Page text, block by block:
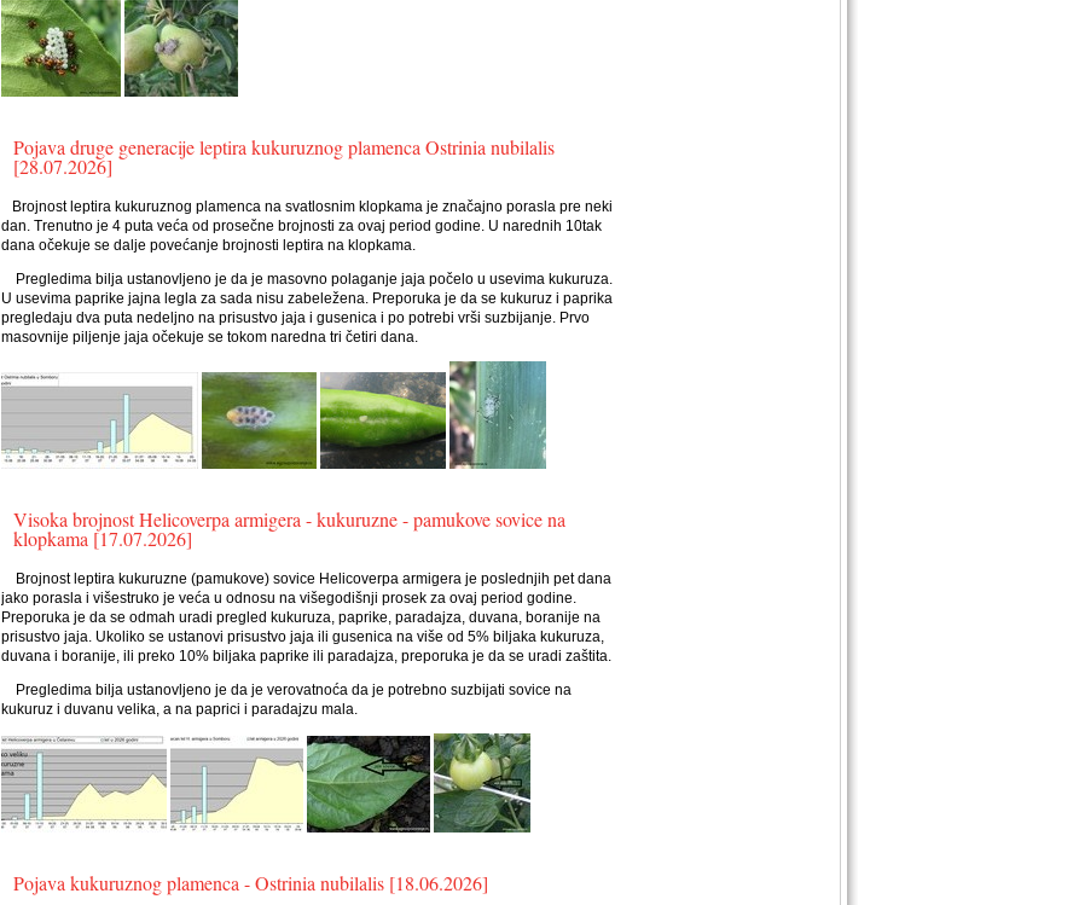
Pojava druge generacije leptira kukuruznog plamenca Ostrinia nubilalis
[28.07.2026]
Brojnost leptira kukuruznog plamenca na svatlosnim klopkama je značajno porasla pre neki
dan. Trenutno je 4 puta veća od prosečne brojnosti za ovaj period godine. U narednih 10tak
dana očekuje se dalje povećanje brojnosti leptira na klopkama.
Pregledima bilja ustanovljeno je da je masovno polaganje jaja počelo u usevima kukuruza.
U usevima paprike jajna legla za sada nisu zabeležena. Preporuka je da se kukuruz i paprika
pregledaju dva puta nedeljno na prisustvo jaja i gusenica i po potrebi vrši suzbijanje. Prvo
masovnije piljenje jaja očekuje se tokom naredna tri četiri dana.
Visoka brojnost Helicoverpa armigera - kukuruzne - pamukove sovice na
klopkama [17.07.2026]
Brojnost leptira kukuruzne (pamukove) sovice Helicoverpa armigera je poslednjih pet dana
jako porasla i višestruko je veća u odnosu na višegodišnji prosek za ovaj period godine.
Preporuka je da se odmah uradi pregled kukuruza, paprike, paradajza, duvana, boranije na
prisustvo jaja. Ukoliko se ustanovi prisustvo jaja ili gusenica na više od 5% biljaka kukuruza,
duvana i boranije, ili preko 10% biljaka paprike ili paradajza, preporuka je da se uradi zaštita.
Pregledima bilja ustanovljeno je da je verovatnoća da je potrebno suzbijati sovice na
kukuruz i duvanu velika, a na paprici i paradajzu mala.
Pojava kukuruznog plamenca - Ostrinia nubilalis [18.06.2026]